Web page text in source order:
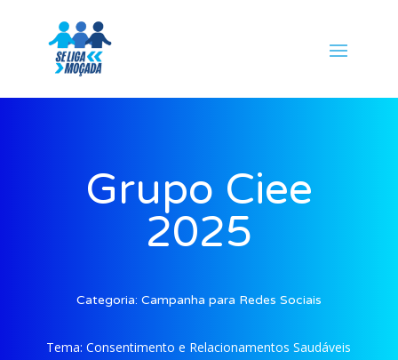
Grupo Ciee
2025
Categoria: Campanha para Redes Sociais
Tema:Consentimento e Relacionamentos Saudáveis